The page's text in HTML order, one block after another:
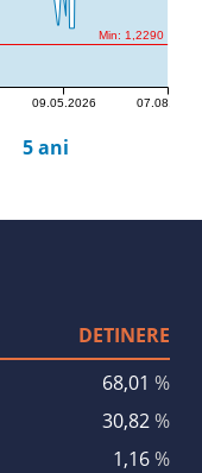
Min: 1,2290
09.05.2026 07.08.2026
5 ani
DETINERE
68,01 %
30,82%
1,16%